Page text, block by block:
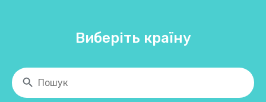
Виберіть країну